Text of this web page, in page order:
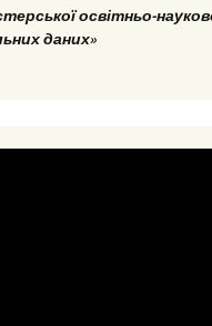
освітньо-
даних»